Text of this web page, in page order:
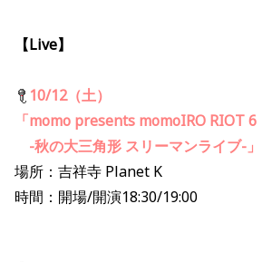
【Live】
10/12（土）
「momo presents momoIRO RIOT 6
-秋の大三角形 スリーマンライブ-」
場所：吉祥寺 Planet K
時間：開場/開演18:30/19:00